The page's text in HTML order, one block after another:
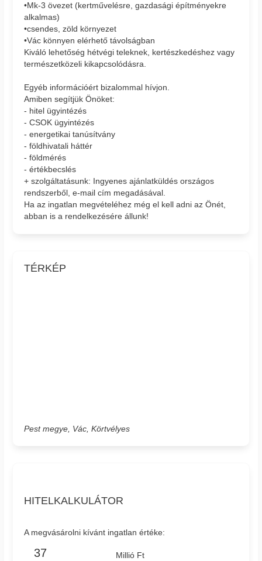
•Mk-3 övezet (kertművelésre, gazdasági építményekre
alkalmas)
•csendes, zöld környezet
•Vác könnyen elérhető távolságban
Kiváló lehetőség hétvégi teleknek, kertészkedéshez vagy
természetközeli kikapcsolódásra.
Egyéb információért bizalommal hívjon.
Amiben segítjük Önöket:
- hitel ügyintézés
- CSOK ügyintézés
- energetikai tanúsítvány
- földhivatali háttér
- földmérés
- értékbecslés
+ szolgáltatásunk: Ingyenes ajánlatküldés országos
rendszerből, e-mail cím megadásával.
Ha az ingatlan megvételéhez még el kell adni az Önét,
abban is a rendelkezésére állunk!
TÉRKÉP
Pest megye, Vác, Körtvélyes
HITELKALKULÁTOR
A megvásárolni kívánt ingatlan értéke:
Millió Ft